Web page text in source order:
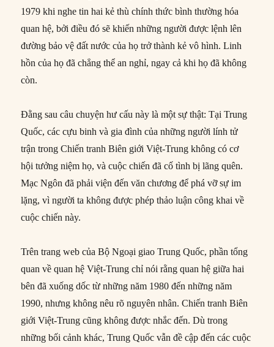
1979 khi nghe tin hai kẻ thù chính thức bình thường hóa
quan hệ, bởi điều đó sẽ khiến những người được lệnh lên
đường bảo vệ đất nước của họ trở thành kẻ vô hình. Linh
hồn của họ đã chẳng thể an nghỉ, ngay cả khi họ đã không
còn.
Đằng sau câu chuyện hư cấu này là một sự thật: Tại Trung
Quốc, các cựu binh và gia đình của những người lính tử
trận trong Chiến tranh Biên giới Việt-Trung không có cơ
hội tưởng niệm họ, và cuộc chiến đã cố tình bị lãng quên.
Mạc Ngôn đã phải viện đến văn chương để phá vỡ sự im
lặng, vì người ta không được phép thảo luận công khai về
cuộc chiến này.
Trên trang web của Bộ Ngoại giao Trung Quốc, phần tổng
quan về quan hệ Việt-Trung chỉ nói rằng quan hệ giữa hai
bên đã xuống dốc từ những năm 1980 đến những năm
1990, nhưng không nêu rõ nguyên nhân. Chiến tranh Biên
giới Việt-Trung cũng không được nhắc đến. Dù trong
những bối cảnh khác, Trung Quốc vẫn đề cập đến các cuộc